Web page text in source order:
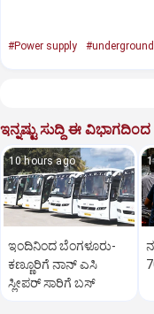
#Power supply #underground
ಇನ್ನಷ್ಟು ಸುದ್ದಿ ಈ ವಿಭಾಗದಿಂದ
10 hours ago
ಇಂದಿನಿಂದ ಬೆಂಗಳೂರು-
ಕಣ್ಣೂರಿಗೆ ನಾನ್‌ ಎಸಿ
ಸ್ಲೀಪರ್‌ ಸಾರಿಗೆ ಬಸ್‌